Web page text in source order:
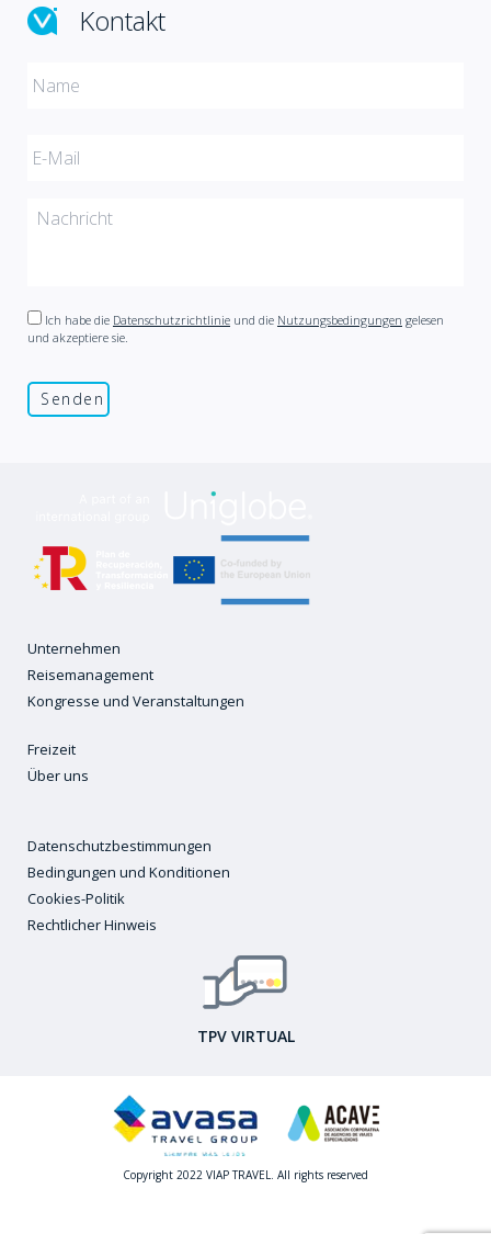
Kontakt
Ich habe die Datenschutzrichtlinie und die Nutzungsbedingungen gelesen
und akzeptiere sie.
Unternehmen
Reisemanagement
Kongresse und Veranstaltungen
Freizeit
Über uns
Datenschutzbestimmungen
Bedingungen und Konditionen
Cookies-Politik
Rechtlicher Hinweis
TPV VIRTUAL
Copyright 2022 VIAP TRAVEL. All rights reserved